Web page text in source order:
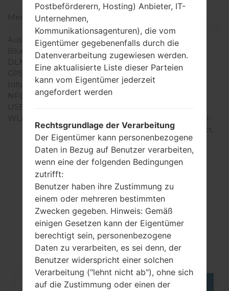
mAh
Mechanische Tastatur
Interfaces
Ausgabe für Audio
3.5mm jack
Bluetooth
Version 4.0, A2DP
DLNA
Ja
GPS
A-GPS
Infrarotanschluss
Nein
NFC
USB
WLAN
Wi-Fi 802.11 a/b/g/n, dual-
band, DLNA, Wi-Fi Direct,
hotspot
Artikel
LGF430L(LGF430L)
akaLG Gx2 LTE
Postbeförderern, Hosting) Anbieter, IT-
Unternehmen,
Kommunikationsagenturen), die vom
Eigentümer gegebenenfalls durch die
Datenverarbeitung zugewiesen werden.
Eine aktualisierte Liste dieser Parteien
kann vom Eigentümer jederzeit
angefordert werden
Rechtsgrundlage der Verarbeitung
Der Eigentümer kann personenbezogene
Daten in Bezug auf Benutzer verarbeiten,
wenn eine der folgenden Bedingungen
zutrifft:
Benutzer haben ihre Zustimmung zu
einem oder mehreren bestimmten
Zwecken gegeben. Hinweis: Gemäß
einigen Gesetzen kann der Eigentümer
berechtigt sein, personenbezogene
Daten zu verarbeiten, es sei denn, der
Benutzer widerspricht einer solchen
Verarbeitung ("lehnt nicht ab"), ohne sich
auf die Zustimmung oder einen der